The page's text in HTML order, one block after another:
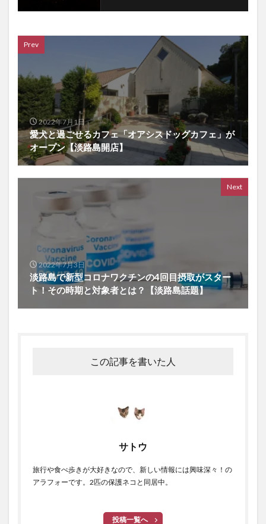
Prev
2022年7月1日
愛犬と過ごせるカフェ「オアシスドッグカフェ」が
オープン【淡路島開店】
Next
2022年7月3日
淡路島で新型コロナワクチンの4回目摂取がスター
ト！その時期と対象者とは？【淡路島話題】
この記事を書いた人
サトウ
旅行や食べ歩きが大好きなので、新しい情報には興味深々！の
アラフォーです。2匹の保護ネコと同居中。
投稿一覧へ